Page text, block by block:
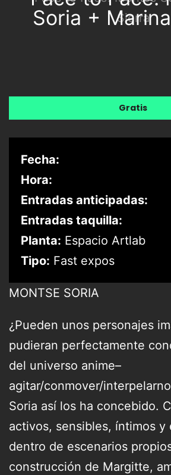
Soria +
Gratis
Fecha:
Hora:
Entradas anticipadas:
Entradas taquilla:
Planta: Espacio Artlab
Tipo: Fast expos
MONTSE SORIA
¿Pueden unos personajes
pudieran perfectamente
del universo anime–
agitar/conmover/
Soria así los ha concebido.
activos, sensibles, íntimos y
dentro de escenarios
construcción de Margitte,